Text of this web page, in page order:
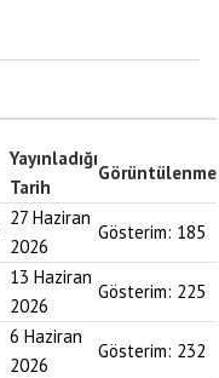
Yayınladığı
Tarih
Görüntülenme
27 Haziran
2026
Gösterim: 185
13 Haziran
2026
Gösterim: 225
6 Haziran
2026
Gösterim: 232